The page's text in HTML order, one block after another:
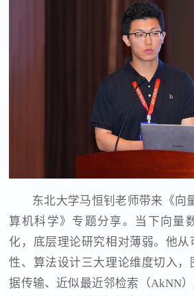
东北大学马恒钊老师带来《向
算机科学》专题分享。当下向量
化，底层理论研究相对薄弱。他
性、算法设计三大理论维度切入
据传输、近似最近邻检索（AkNN